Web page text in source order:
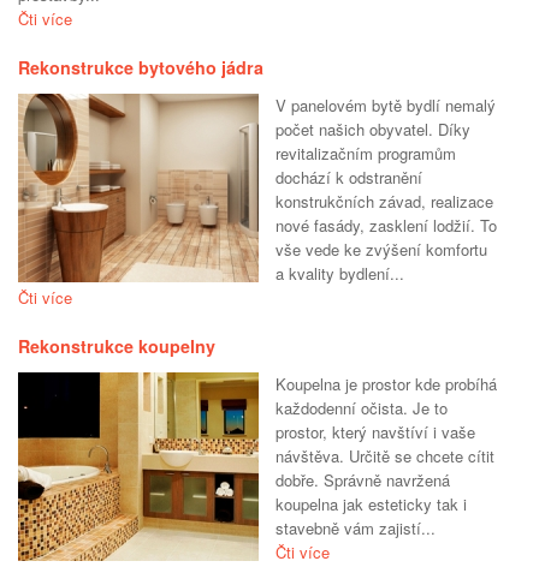
Čti více
Rekonstrukce bytového jádra
V panelovém bytě bydlí nemalý
počet našich obyvatel. Díky
revitalizačním programům
dochází k odstranění
konstrukčních závad, realizace
nové fasády, zasklení lodžií. To
vše vede ke zvýšení komfortu
a kvality bydlení...
Čti více
Rekonstrukce koupelny
Koupelna je prostor kde probíhá
každodenní očista. Je to
prostor, který navštíví i vaše
návštěva. Určitě se chcete cítit
dobře. Správně navržená
koupelna jak esteticky tak i
stavebně vám zajistí...
Čti více